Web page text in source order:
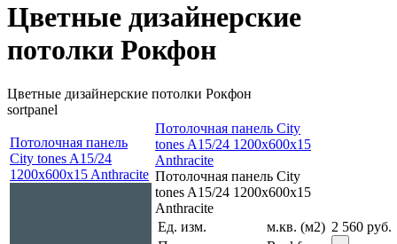
Цветные дизайнерские
потолки Рокфон
Цветные дизайнерские потолки Рокфон
sortpanel
Потолочная панель
City tones A15/24
1200x600x15 Anthracite
Потолочная панель City
tones A15/24 1200x600x15
Anthracite
Потолочная панель City
tones A15/24 1200x600x15
Anthracite
Ед. изм.
м.кв. (м2) 2 560 руб.